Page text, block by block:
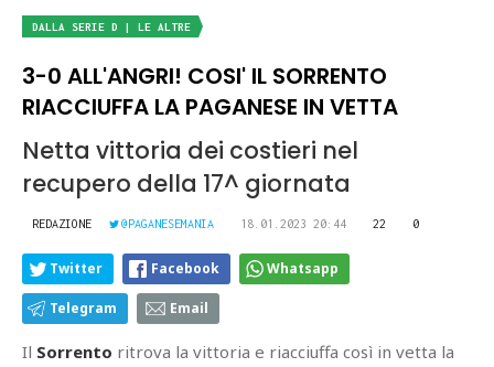
DALLA SERIE D | LE ALTRE
3-0 ALL'ANGRI! COSI' IL SORRENTO
RIACCIUFFA LA PAGANESE IN VETTA
Netta vittoria dei costieri nel
recupero della 17^ giornata
REDAZIONE @PAGANESEMANIA 18.01.2023 20:44 22 0
Twitter Facebook Whatsapp
Telegram Email
Il Sorrento ritrova la vittoria e riacciuffa così in vetta la